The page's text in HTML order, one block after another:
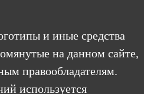
и иные средства
на данном сайте,
правообладателям.
используется